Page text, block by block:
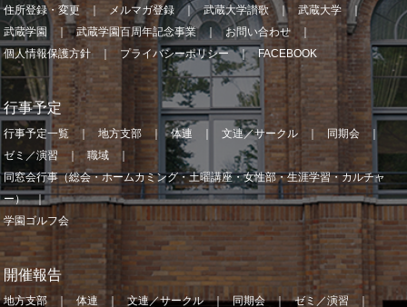
住所登録・変更
メルマガ登録 武蔵大学讃歌
武蔵大学
武蔵学園
武蔵学園百周年記念事業
お問い合わせ
個人情報保護方針
プライバシーポリシー FACEBOOK
行事予定
行事予定一覧 地方支部 体連 文連／サークル
同期会
ゼミ／演習
職域
同窓会行事（総会・ホームカミング・土曜講座・女性部・生涯学習・カルチャ
ー）
学園ゴルフ会
開催報告
地方支部 体連 文連／サークル 同期会 ゼミ／演習